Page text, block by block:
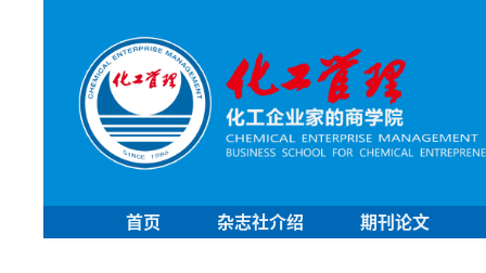
首页 杂志社介绍 期刊论文